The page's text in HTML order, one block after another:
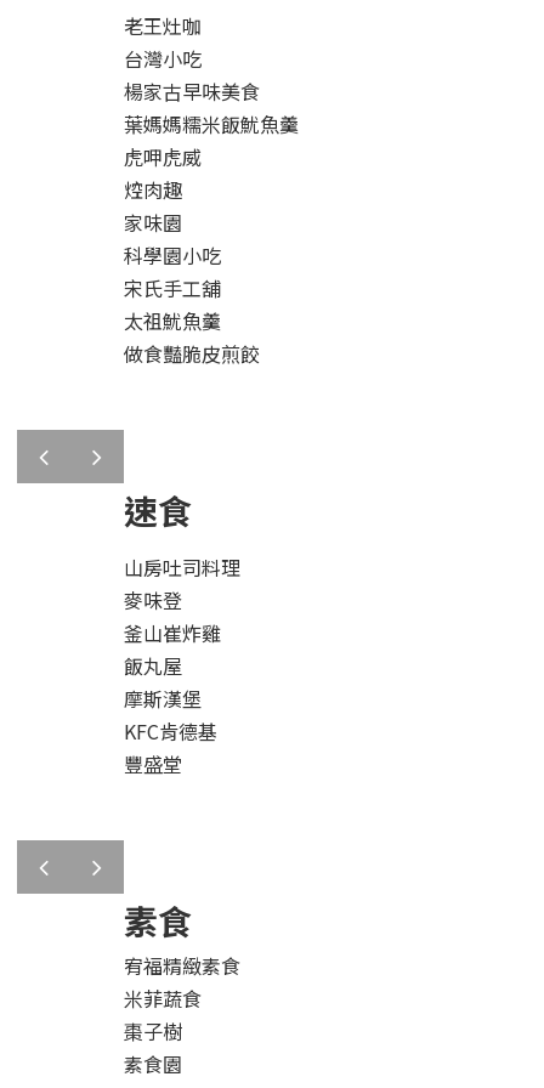
老王灶咖
台灣小吃
楊家古早味美食
葉媽媽糯米飯魷魚羹
虎呷虎威
焢肉趣
家味園
科學園小吃
宋氏手工舖
太祖魷魚羹
做食豔脆皮煎餃
prev next
速食
山房吐司料理
麥味登
釜山崔炸雞
飯丸屋
摩斯漢堡
KFC肯德基
豐盛堂
prev next
素食
宥福精緻素食
米菲蔬食
棗子樹
素食園